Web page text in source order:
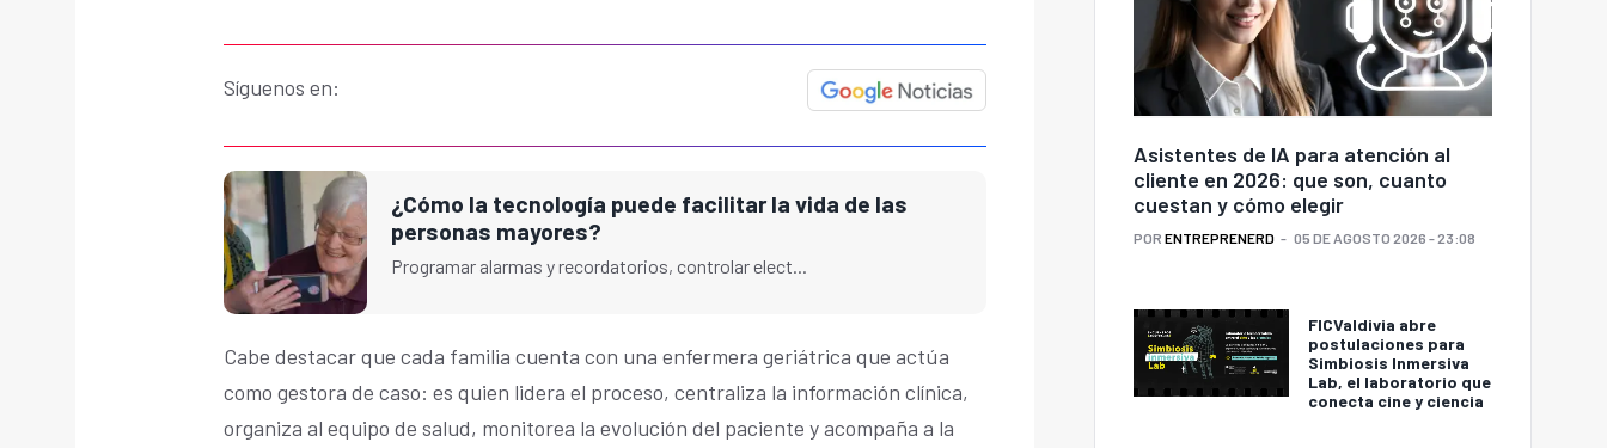
Síguenos en:
¿Cómo la tecnología puede facilitar la vida de las
personas mayores?
Programar alarmas y recordatorios, controlar elect...
Cabe destacar que cada familia cuenta con una enfermera geriátrica que actúa
como gestora de caso: es quien lidera el proceso, centraliza la información clínica,
organiza al equipo de salud, monitorea la evolución del paciente y acompaña a la
Asistentes de IA para atención al
cliente en 2026: que son, cuanto
cuestan y cómo elegir
POR ENTREPRENERD 05 DE AGOSTO 2026 - 23:08
FICValdivia abre
postulaciones para
Simbiosis Inmersiva
Lab, el laboratorio que
conecta cine y ciencia